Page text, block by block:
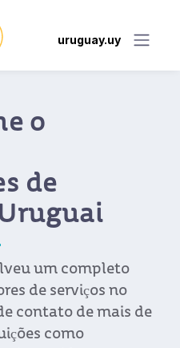
uruguay.uy
o
de
um completo
de serviços no
contato de mais de
como